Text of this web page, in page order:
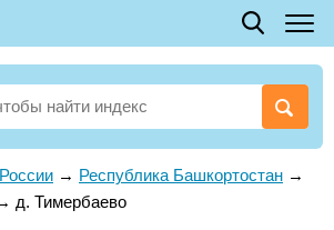
→ Республика Башкортостан →
д. Тимербаево